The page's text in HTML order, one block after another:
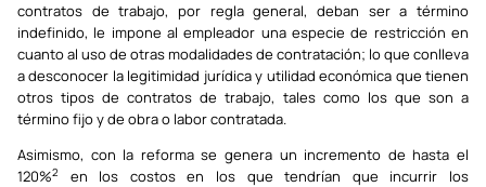
contratos de trabajo, por regla general, deban ser a término
indefinido, le impone al empleador una especie de restricción en
cuanto al uso de otras modalidades de contratación; lo que conlleva
a desconocer la legitimidad jurídica y utilidad económica que tienen
otros tipos de contratos de trabajo, tales como los que son a
término fijo y de obra o labor contratada.
Asimismo, con la reforma se genera un incremento de hasta el
120%2
en los costos en los que tendrían que incurrir los